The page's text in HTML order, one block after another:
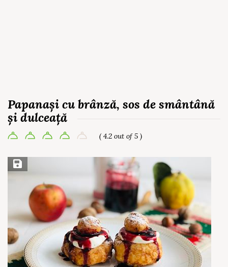
Papanași cu brânză, sos de smântână
și dulceață
( 4.2 out of 5 )
Save Recipe